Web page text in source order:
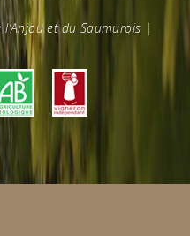
et du Saumurois |